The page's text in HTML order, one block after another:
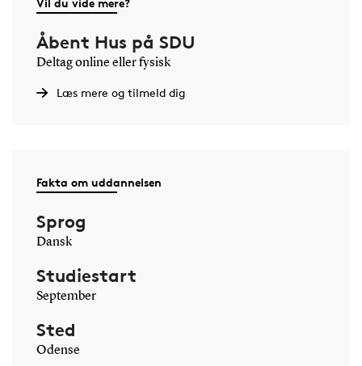
Vil du vide mere?
Åbent Hus på SDU
Deltag online eller fysisk
Læs mere og tilmeld dig
Fakta om uddannelsen
Sprog
Dansk
Studiestart
September
Sted
Odense